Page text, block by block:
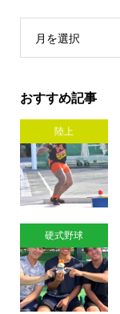
月を選択
おすすめ記事
陸上
硬式野球